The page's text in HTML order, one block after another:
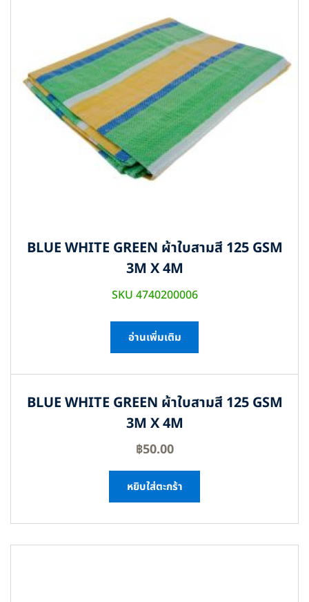
BLUE WHITE GREEN ผ้าใบสามสี 125 GSM
3M X 4M
SKU 4740200006
อ่านเพิ่มเติม
BLUE WHITE GREEN ผ้าใบสามสี 125 GSM
3M X 4M
฿50.00
หยิบใส่ตะกร้า